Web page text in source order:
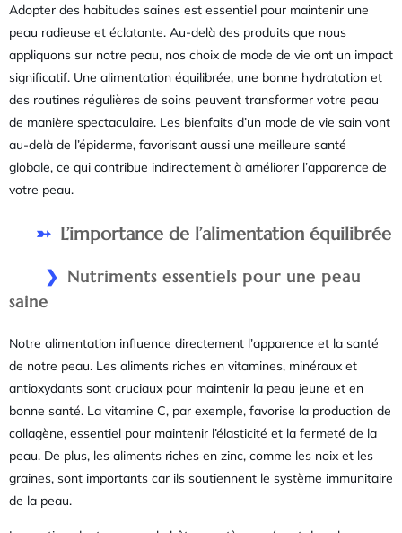
Adopter des habitudes saines est essentiel pour maintenir une
peau radieuse et éclatante. Au-delà des produits que nous
appliquons sur notre peau, nos choix de mode de vie ont un impact
significatif. Une alimentation équilibrée, une bonne hydratation et
des routines régulières de soins peuvent transformer votre peau
de manière spectaculaire. Les bienfaits d’un mode de vie sain vont
au-delà de l’épiderme, favorisant aussi une meilleure santé
globale, ce qui contribue indirectement à améliorer l’apparence de
votre peau.
L’importance de l’alimentation équilibrée
Nutriments essentiels pour une peau
saine
Notre alimentation influence directement l’apparence et la santé
de notre peau. Les aliments riches en vitamines, minéraux et
antioxydants sont cruciaux pour maintenir la peau jeune et en
bonne santé. La vitamine C, par exemple, favorise la production de
collagène, essentiel pour maintenir l’élasticité et la fermeté de la
peau. De plus, les aliments riches en zinc, comme les noix et les
graines, sont importants car ils soutiennent le système immunitaire
de la peau.